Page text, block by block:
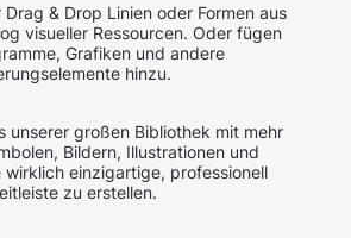
& Drop Linien oder Formen aus
visueller Ressourcen. Oder fügen
Grafiken und andere
hinzu.
unserer großen Bibliothek mit mehr
Bildern, Illustrationen und
wirklich einzigartige, professionell
zu erstellen.